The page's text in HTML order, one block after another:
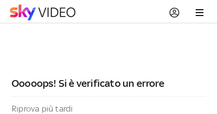
Ooooops! Si è verificato un errore
Riprova più tardi